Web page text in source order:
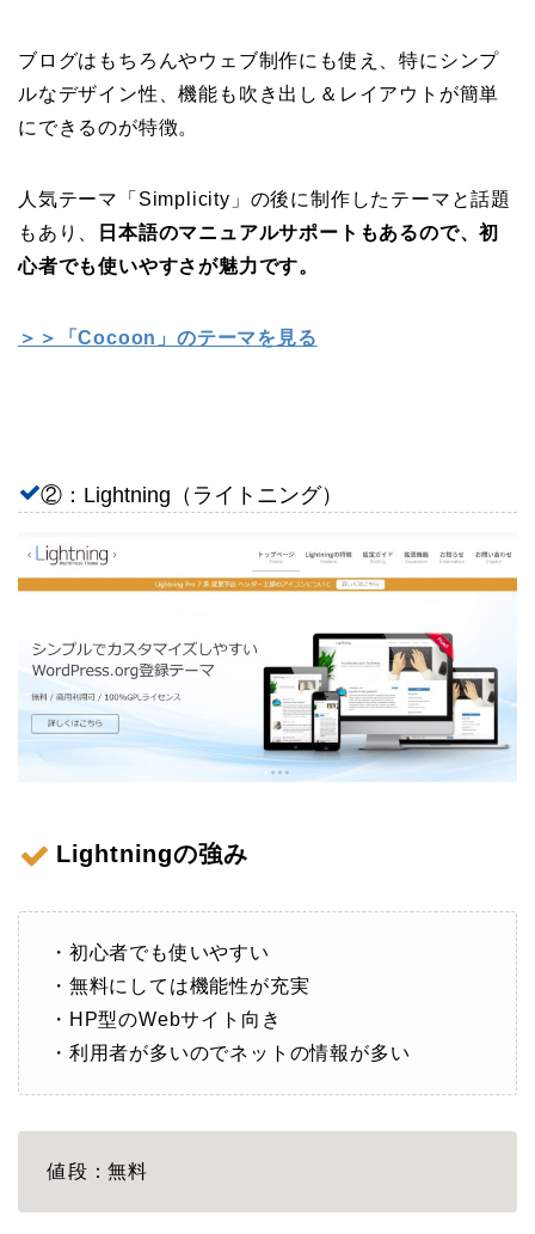
ブログはもちろんやウェブ制作にも使え、特にシンプ
ルなデザイン性、機能も吹き出し＆レイアウトが簡単
にできるのが特徴。
人気テーマ「Simplicity」の後に制作したテーマと話題
もあり、
日本語のマニュアルサポートもあるので、初
心者でも使いやすさが魅力です。
＞＞「Cocoon」のテーマを見る
②：Lightning（ライトニング）
Lightningの強み
・初心者でも使いやすい
・無料にしては機能性が充実
・HP型のWebサイト向き
・利用者が多いのでネットの情報が多い
値段：無料